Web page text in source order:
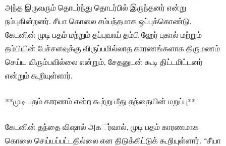
அந்த இருவரும் தொடர்ந்து தொடர்பில் இருந்தனர் என்று
நம்புகின்றனர். சீயா கொலை சம்பந்தமாக ஒப்புக்கொண்டு,
கேடனின் முடி பதம் மற்றும் தப்புவாய் தம்பி ஹேர் புகால் மற்றும்
தம்பியின் பேச்சளவுக்கு விருப்பமில்லாத காரணங்களாக திருமணம்
செய்ய விரும்பவில்லை என்றும், சேதனுடன் கூடி திட்டமிட்டனர்
என்றும் கூறியுள்ளார்.
**முடி பதம் காரணம் என்ற கூற்று மீது தந்தையின் மறுப்பு**
கேடனின் தந்தை விஷால் அகர்்வால், முடி பதம் காரணமாக
கொலை செய்யப்பட்டதில்லை என திடுக்கிட்டுக் கூறியுள்ளார். “சீயா